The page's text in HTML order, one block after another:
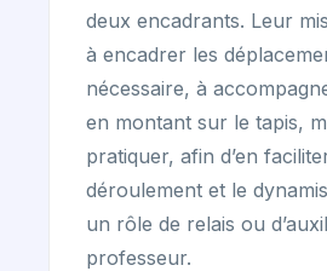
deux encadrants. Leur
à encadrer les
nécessaire, à
en montant sur le tapis,
pratiquer, afin d’en
déroulement et le
un rôle de relais ou
professeur.